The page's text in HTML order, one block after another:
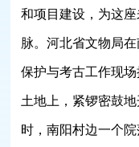
和项目建设，为这
脉。河北省文物局
保护与考古工作现
土地上，紧锣密鼓
时，南阳村边一个